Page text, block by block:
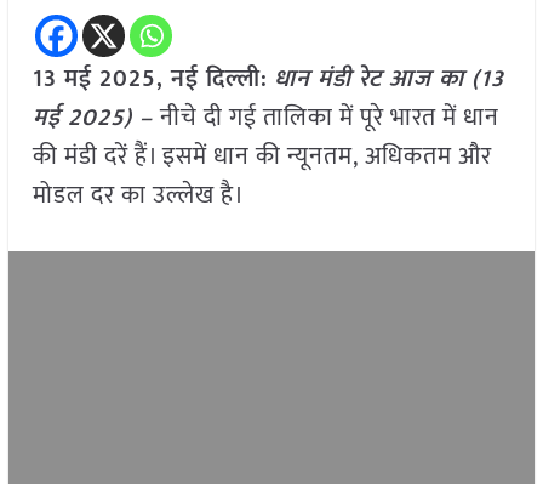
13 मई 2025, नई दिल्ली: धान मंडी रेट आज का (13
मई 2025) –नीचे दी गई तालिका में पूरे भारत में धान
की मंडी दरें हैं। इसमें धान की न्यूनतम, अधिकतम और
मोडल दर का उल्लेख है।